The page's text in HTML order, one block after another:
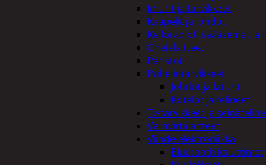
Imurit ja tarvikkeet
Kaapelit ja johdot
Kelloradiot, sääasemat
Oheislaitteet
Paristot
Puhelintarvikkeet
Johdot ja laturit
Kotelot ja telineet
Tv-tarvikkeet ja
Varavirtalaitteet
Viihde-elektroniikka
Bluetooth kaiuttimet